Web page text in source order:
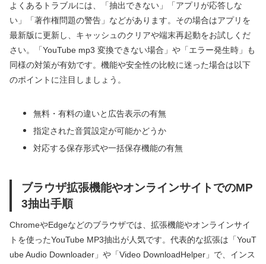
よくあるトラブルには、「抽出できない」「アプリが応答しな
い」「著作権問題の警告」などがあります。その場合はアプリを
最新版に更新し、キャッシュのクリアや端末再起動をお試しくだ
さい。「YouTube mp3 変換できない場合」や「エラー発生時」も
同様の対策が有効です。機能や安全性の比較に迷った場合は以下
のポイントに注目しましょう。
無料・有料の違いと広告表示の有無
指定された音質設定が可能かどうか
対応する保存形式や一括保存機能の有無
ブラウザ拡張機能やオンラインサイトでのMP
3抽出手順
ChromeやEdgeなどのブラウザでは、拡張機能やオンラインサイ
トを使ったYouTube MP3抽出が人気です。代表的な拡張は「YouT
ube Audio Downloader」や「Video DownloadHelper」で、インス